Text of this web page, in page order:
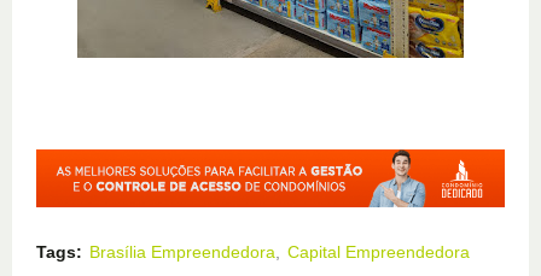
Tags: Brasília Empreendedora Capital Empreendedora